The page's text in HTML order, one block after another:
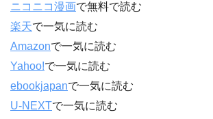
ニコニコ漫画で無料で読む
楽天で一気に読む
Amazonで一気に読む
Yahoo!で一気に読む
ebookjapanで一気に読む
U-NEXTで一気に読む